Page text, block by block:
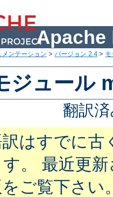
Apache
メンテーション > バージョン 2.4 >
ジュール
翻訳
はすでに古
。 最近更
ご覧下さい